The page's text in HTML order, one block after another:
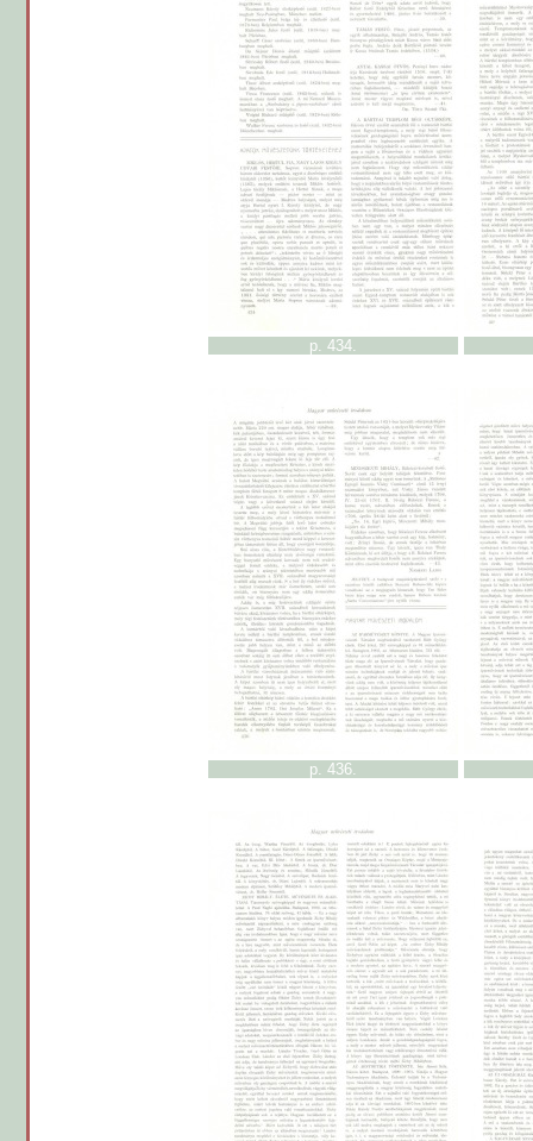
p. 434.
p. 436.